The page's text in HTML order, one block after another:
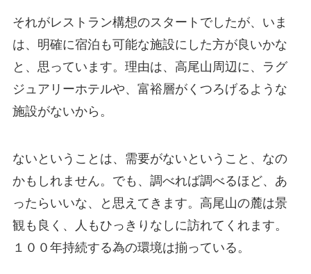
それがレストラン構想のスタートでしたが、いま
は、明確に宿泊も可能な施設にした方が良いかな
と、思っています。理由は、高尾山周辺に、ラグ
ジュアリーホテルや、富裕層がくつろげるような
施設がないから。
ないということは、需要がないということ、なの
かもしれません。でも、調べれば調べるほど、あ
ったらいいな、と思えてきます。高尾山の麓は景
観も良く、人もひっきりなしに訪れてくれます。
１００年持続する為の環境は揃っている。